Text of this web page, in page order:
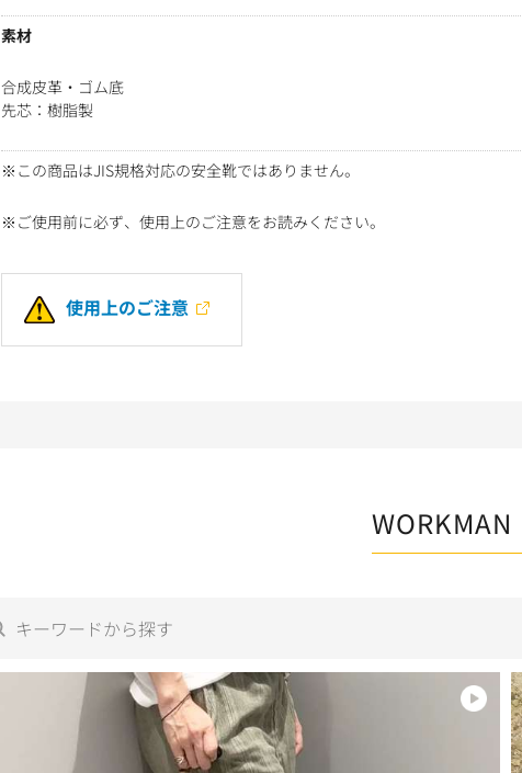
素材
合成皮革・ゴム底
先芯：樹脂製
※この商品はJIS規格対応の安全靴ではありません。
※ご使用前に必ず、使用上のご注意をお読みください。
使用上のご注意
WORKMAN